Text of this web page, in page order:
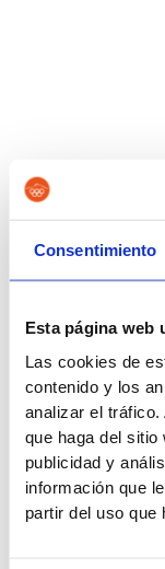
Consentimiento
Esta página web
Las cookies de
contenido y los
analizar el
que haga del
publicidad y
información que
partir del uso